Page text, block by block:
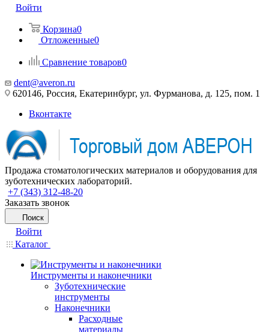
Войти
Корзина0
Отложенные0
Сравнение товаров0
dent@averon.ru
620146, Россия, Екатеринбург, ул. Фурманова, д. 125, пом. 1
Вконтакте
Продажа стоматологических материалов и оборудования для
зуботехнических лабораторий.
+7 (343) 312-48-20
Заказать звонок
Поиск
Войти
Каталог
Инструменты и наконечники
Зуботехнические
инструменты
Наконечники
Расходные
материалы